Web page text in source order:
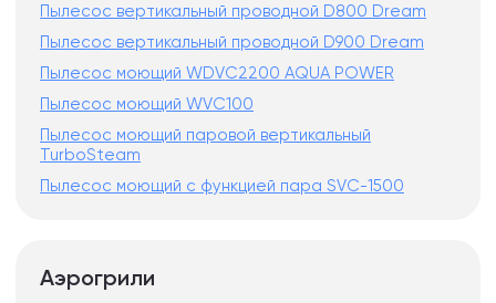
Пылесос вертикальный проводной D800 Dream
Пылесос вертикальный проводной D900 Dream
Пылесос моющий WDVC2200 AQUA POWER
Пылесос моющий WVC100
Пылесос моющий паровой вертикальный
TurboSteam
Пылесос моющий с функцией пара SVC-1500
Аэрогрили